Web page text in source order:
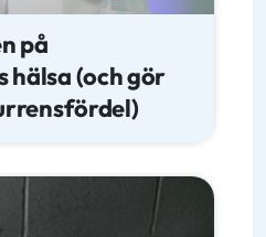
på
hälsa (och gör